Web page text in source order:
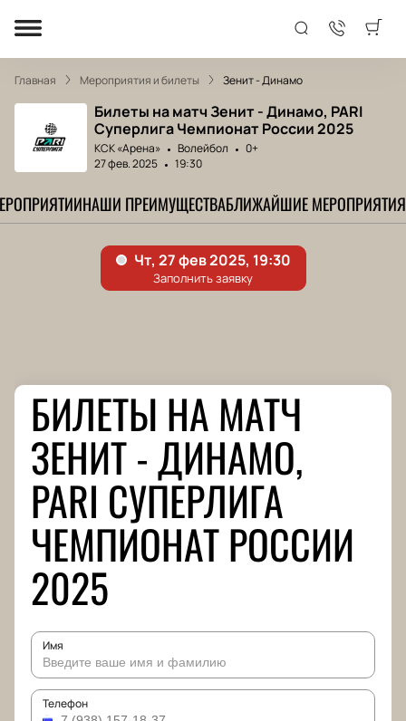
Главная Мероприятия и билеты Зенит - Динамо
Билеты на матч Зенит - Динамо, PARI
Суперлига Чемпионат России 2025
КСК «Арена» Волейбол
0+
27 фев. 2025
19:30
НАШИ ПРЕИМУЩЕСТВАБЛИЖАЙШИЕ МЕРОПРИЯТИЯ
БИЛЕТЫ НА МАТЧ
ЗЕНИТ - ДИНАМО,
PARI СУПЕРЛИГА
ЧЕМПИОНАТ РОССИИ
2025
Имя
Телефон